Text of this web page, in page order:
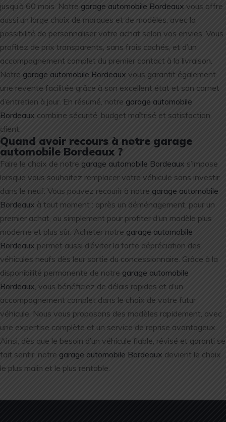
jusqu’à 60 mois. Notre garage automobile Bordeaux vous offre
aussi un large choix de marques et de modèles, avec la
possibilité de personnaliser votre achat selon vos envies. Vous
profitez de prix transparents, sans frais cachés, et d’un
accompagnement complet du premier contact à la livraison.
Notre garage automobile Bordeaux vous garantit également
une revente facilitée grâce à son excellent état et son carnet
d’entretien à jour. En résumé, notre garage automobile
Bordeaux combine sécurité, budget maîtrisé et satisfaction
client.
Quand avoir recours à notre garage
automobile Bordeaux ?
Faire le choix de notre garage automobile Bordeaux s’impose
lorsque vous souhaitez remplacer votre véhicule sans investir
dans le neuf. Vous pouvez recourir à notre garage automobile
Bordeaux à tout moment : après un déménagement, pour un
premier achat, ou simplement pour profiter d’un modèle plus
moderne et plus sûr. Acheter notre garage automobile
Bordeaux permet aussi d’éviter la forte dépréciation des
véhicules neufs dès leur sortie du concessionnaire. Grâce à la
disponibilité permanente de notre garage automobile
Bordeaux , vous bénéficiez de délais rapides et d’un
accompagnement complet dans le choix de votre futur
véhicule. Nous vous proposons des modèles rapidement, avec
une expertise complète et un service de reprise avantageux.
Ainsi, dès que le besoin d’un véhicule fiable, révisé et garanti se
fait sentir, notre garage automobile Bordeaux devient le choix
le plus malin et le plus rentable.